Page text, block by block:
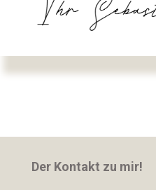
Der Kontakt zu mir!